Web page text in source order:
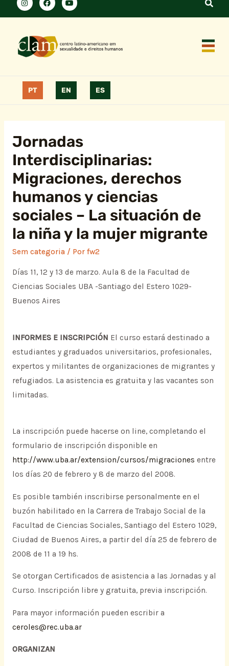
PT EN ES
Jornadas
Interdisciplinarias:
Migraciones, derechos
humanos y ciencias
sociales – La situación de
la niña y la mujer migrante
Sem categoria/ Por fw2
Días 11, 12 y 13 de marzo. Aula 8 de la Facultad de
Ciencias Sociales UBA -Santiago del Estero 1029-
Buenos Aires
INFORMES E INSCRIPCIÓN El curso estará destinado a
estudiantes y graduados universitarios, profesionales,
expertos y militantes de organizaciones de migrantes y
refugiados. La asistencia es gratuita y las vacantes son
limitadas.
La inscripción puede hacerse on line, completando el
formulario de inscripción disponible en
http://www.uba.ar/extension/cursos/migraciones entre
los días 20 de febrero y 8 de marzo del 2008.
Es posible también inscribirse personalmente en el
buzón habilitado en la Carrera de Trabajo Social de la
Facultad de Ciencias Sociales, Santiago del Estero 1029,
Ciudad de Buenos Aires, a partir del día 25 de febrero de
2008 de 11 a 19 hs.
Se otorgan Certificados de asistencia a las Jornadas y al
Curso. Inscripción libre y gratuita, previa inscripción.
Para mayor información pueden escribir a
ceroles@rec.uba.ar
ORGANIZAN